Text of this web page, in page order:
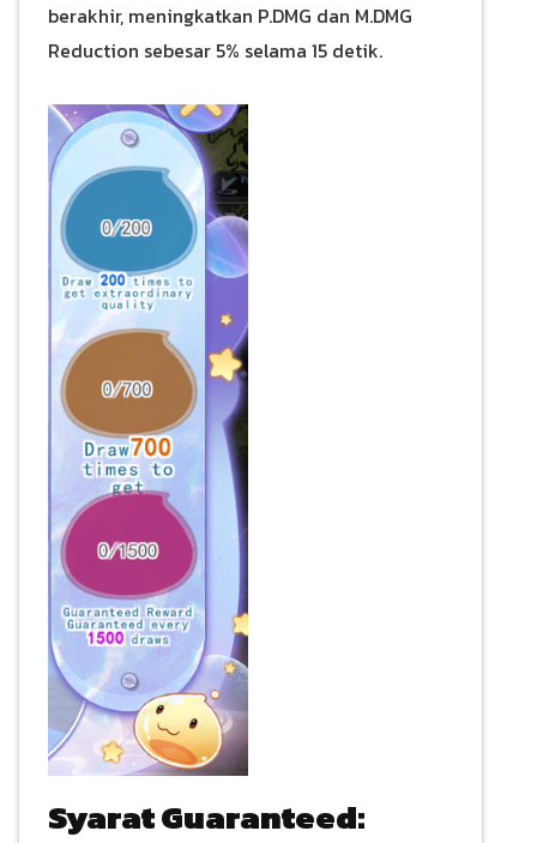
berakhir, meningkatkan P.DMG dan M.DMG
Reduction sebesar 5% selama 15 detik.
Syarat Guaranteed: